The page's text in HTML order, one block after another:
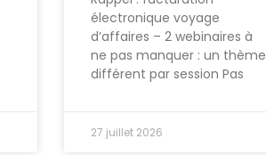
électronique voyage
d’affaires – 2 webinaires à
ne pas manquer : un thème
différent par session Pas
27 juillet 2026